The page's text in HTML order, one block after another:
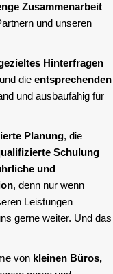
Zusammenarbeit
und unseren
Hinterfragen
die entsprechenden
und ausbaufähig für
Planung, die
Schulung
und
, denn nur wenn
Leistungen
gerne weiter. Und das
von kleinen Büros,